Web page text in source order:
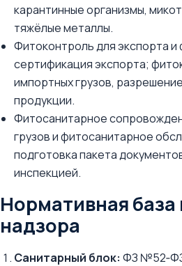
карантинные организмы,
тяжёлые металлы.
Фитоконтроль для экспорта и
сертификация экспорта;
импортных грузов,
продукции.
Фитосанитарное
грузов и фитосанитарное
подготовка пакета
инспекцией.
Нормативная база
надзора
Санитарный блок: ФЗ